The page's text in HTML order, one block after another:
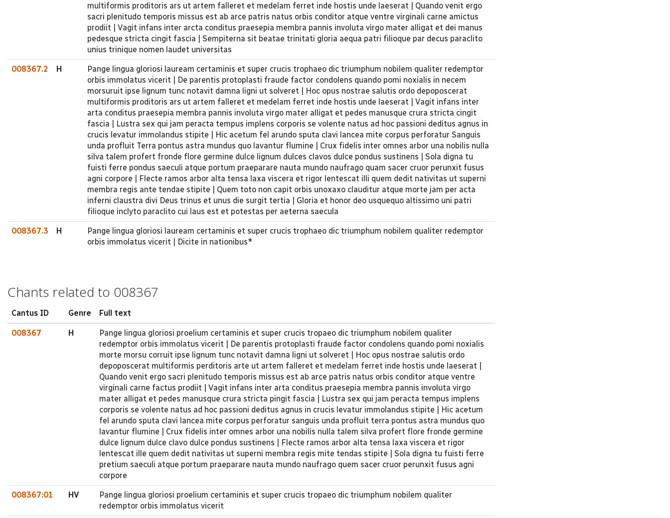
multiformis proditoris ars ut artem falleret et medelam ferret inde hostis unde laeserat | Quando venit ergo
sacri plenitudo temporis missus est ab arce patris natus orbis conditor atque ventre virginali carne amictus
prodiit | Vagit infans inter arcta conditus praesepia membra pannis involuta virgo mater alligat et dei manus
pedesque stricta cingit fascia | Sempiterna sit beatae trinitati gloria aequa patri filioque par decus paraclito
unius trinique nomen laudet universitas
008367.2 H
Pange lingua gloriosi lauream certaminis et super crucis trophaeo dic triumphum nobilem qualiter redemptor
orbis immolatus vicerit | De parentis protoplasti fraude factor condolens quando pomi noxialis in necem
morsuruit ipse lignum tunc notavit damna ligni ut solveret | Hoc opus nostrae salutis ordo depoposcerat
multiformis proditoris ars ut artem falleret et medelam ferret inde hostis unde laeserat | Vagit infans inter
arta conditus praesepia membra pannis involuta virgo mater alligat et pedes manusque crura stricta cingit
fascia | Lustra sex qui jam peracta tempus implens corporis se volente natus ad hoc passioni deditus agnus in
crucis levatur immolandus stipite | Hic acetum fel arundo sputa clavi lancea mite corpus perforatur Sanguis
unda profluit Terra pontus astra mundus quo lavantur flumine | Crux fidelis inter omnes arbor una nobilis nulla
silva talem profert fronde flore germine dulce lignum dulces clavos dulce pondus sustinens | Sola digna tu
fuisti ferre pondus saeculi atque portum praeparare nauta mundo naufrago quam sacer cruor perunxit fusus
agni corpore | Flecte ramos arbor alta tensa laxa viscera et rigor lentescat illi quem dedit nativitas ut superni
membra regis ante tendae stipite | Quem toto non capit orbis unoxaxo clauditur atque morte jam per acta
inferni claustra divi Deus trinus et unus die surgit tertia | Gloria et honor deo usquequo altissimo uni patri
filioque inclyto paraclito cui laus est et potestas per aeterna saecula
008367.3 H
Pange lingua gloriosi lauream certaminis et super crucis trophaeo dic triumphum nobilem qualiter redemptor
orbis immolatus vicerit | Dicite in nationibus*
Chants related to 008367
Cantus ID Genre Full text
008367 H
Pange lingua gloriosi proelium certaminis et super crucis tropaeo dic triumphum nobilem qualiter
redemptor orbis immolatus vicerit | De parentis protoplasti fraude factor condolens quando pomi noxialis
morte morsu corruit ipse lignum tunc notavit damna ligni ut solveret | Hoc opus nostrae salutis ordo
depoposcerat multiformis perditoris arte ut artem falleret et medelam ferret inde hostis unde laeserat |
Quando venit ergo sacri plenitudo temporis missus est ab arce patris natus orbis conditor atque ventre
virginali carne factus prodiit | Vagit infans inter arta conditus praesepia membra pannis involuta virgo
mater alligat et pedes manusque crura stricta pingit fascia | Lustra sex qui jam peracta tempus implens
corporis se volente natus ad hoc passioni deditus agnus in crucis levatur immolandus stipite | Hic acetum
fel arundo sputa clavi lancea mite corpus perforatur sanguis unda profluit terra pontus astra mundus quo
lavantur flumine | Crux fidelis inter omnes arbor una nobilis nulla talem silva profert flore fronde germine
dulce lignum dulce clavo dulce pondus sustinens | Flecte ramos arbor alta tensa laxa viscera et rigor
lentescat ille quem dedit nativitas ut superni membra regis mite tendas stipite | Sola digna tu fuisti ferre
pretium saeculi atque portum praeparare nauta mundo naufrago quem sacer cruor perunxit fusus agni
corpore
008367:01 HV
Pange lingua gloriosi proelium certaminis et super crucis tropaeo dic triumphum nobilem qualiter
redemptor orbis immolatus vicerit